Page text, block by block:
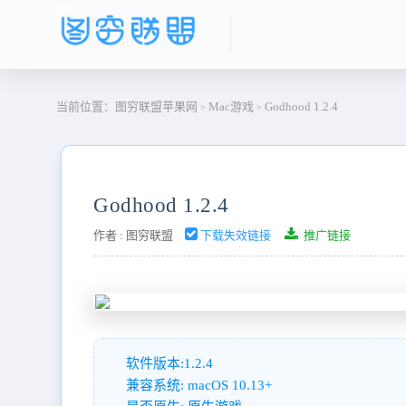
当前位置： 图穷联盟苹果网 > Mac游戏 > Godhood 1.2.4
Godhood 1.2.4
作者 : 图穷联盟 下载失效链接 推广链接
软件版本:1.2.4
兼容系统: macOS 10.13+